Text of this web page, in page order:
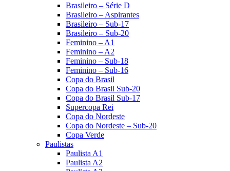
Brasileiro – Série D
Brasileiro – Aspirantes
Brasileiro – Sub-17
Brasileiro – Sub-20
Feminino – A1
Feminino – A2
Feminino – Sub-18
Feminino – Sub-16
Copa do Brasil
Copa do Brasil Sub-20
Copa do Brasil Sub-17
Supercopa Rei
Copa do Nordeste
Copa do Nordeste – Sub-20
Copa Verde
Paulistas
Paulista A1
Paulista A2